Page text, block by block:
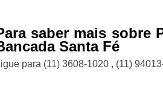
saber mais sobre
Santa Fé
para (11) 3608-1020 , (11)